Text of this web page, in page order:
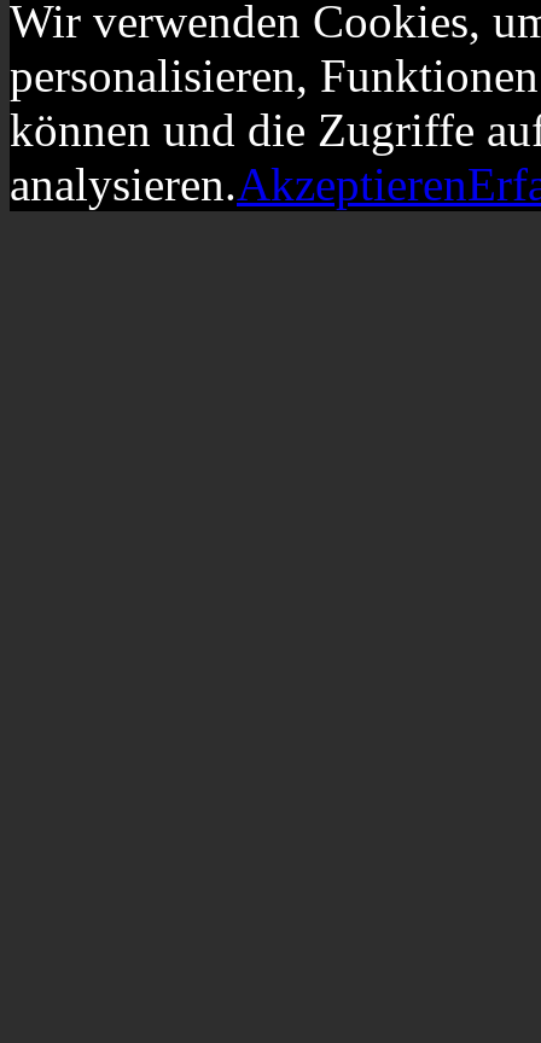
Wir verwenden Cookies,
personalisieren,
können und die Zugriffe
analysieren.Akzeptieren